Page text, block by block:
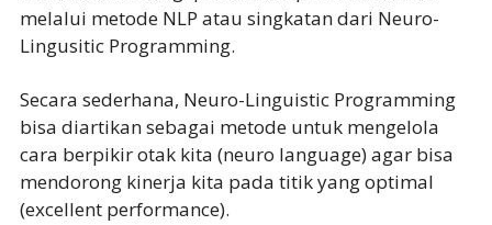
melalui metode NLP atau singkatan dari Neuro-
Lingusitic Programming.
Secara sederhana, Neuro-Linguistic Programming
bisa diartikan sebagai metode untuk mengelola
cara berpikir otak kita (neuro language) agar bisa
mendorong kinerja kita pada titik yang optimal
(excellent performance).